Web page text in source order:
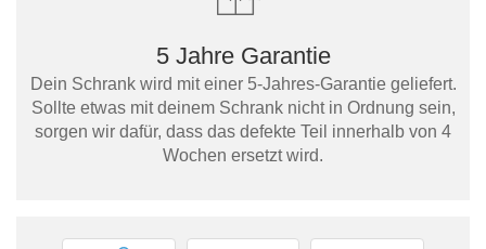
5 Jahre Garantie
Dein Schrank wird mit einer 5-Jahres-Garantie geliefert.
Sollte etwas mit deinem Schrank nicht in Ordnung sein,
sorgen wir dafür, dass das defekte Teil innerhalb von 4
Wochen ersetzt wird.